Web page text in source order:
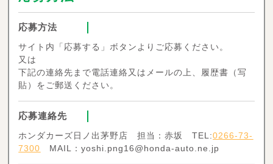
応募方法
サイト内「応募する」ボタンよりご応募ください。
又は
下記の連絡先まで電話連絡又はメールの上、履歴書（写
貼）をご郵送ください。
応募連絡先
ホンダカーズ日ノ出茅野店 担当：赤坂 TEL:0266-73-
7300 MAIL：yoshi.png16@honda-auto.ne.jp